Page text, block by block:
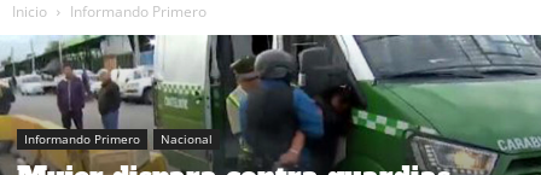
Inicio Informando Primero
Informando Primero Nacional